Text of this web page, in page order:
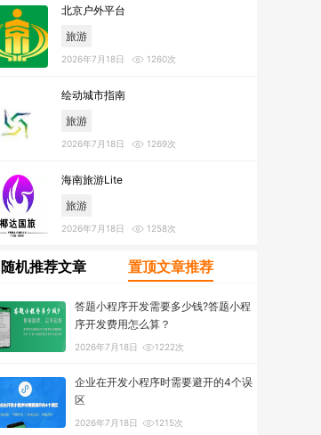
北京户外平台
旅游
2026年7月18日 1260次
绘动城市指南
旅游
2026年7月18日 1269次
海南旅游Lite
旅游
2026年7月18日 1258次
随机推荐文章 置顶文章推荐
答题小程序开发需要多少钱?答题小程
序开发费用怎么算？
2026年7月18日 1222次
企业在开发小程序时需要避开的4个误
区
2026年7月18日 1215次